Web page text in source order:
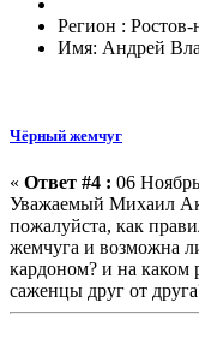
Регион :
Имя: Андрей
Чёрный жемчуг
« Ответ #4 : 06
Уважаемый Михаил
пожалуйста, как
жемчуга и возможна
кардоном? и на каком
саженцы друг от